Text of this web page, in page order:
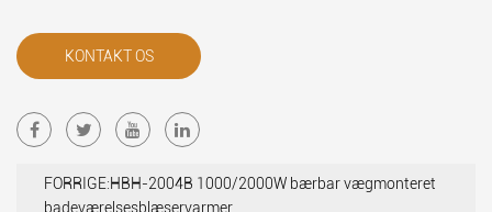
KONTAKT OS
FORRIGE:HBH-2004B 1000/2000W bærbar vægmonteret
badeværelsesblæservarmer